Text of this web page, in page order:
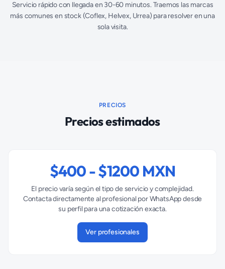
Servicio rápido con llegada en 30-60 minutos. Traemos las marcas
más comunes en stock (Coflex, Helvex, Urrea) para resolver en una
sola visita.
PRECIOS
Precios estimados
$400- $1200 MXN
El precio varía según el tipo de servicio y complejidad.
Contacta directamente al profesional por WhatsApp desde
su perfil para una cotización exacta.
Ver profesionales